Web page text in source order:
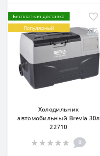
Бесплатная доставка
Популярный
Холодильник
автомобильный Brevia 30л
22710
0